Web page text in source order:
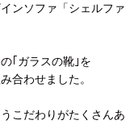
ンソファ「シェルファ
｢ガラスの靴｣を
合わせました。
こだわりがたくさんあ